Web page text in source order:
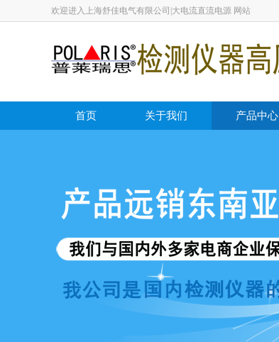
欢迎进入上海舒佳电气有限公司|大电流直流电源 网站
首页 关于我们 产品中心